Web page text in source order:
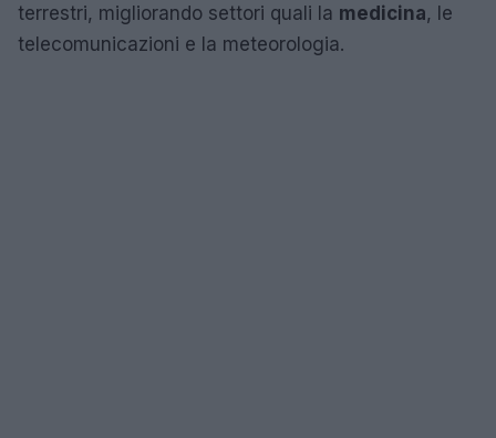
terrestri, migliorando settori quali la medicina, le
telecomunicazioni e la meteorologia.